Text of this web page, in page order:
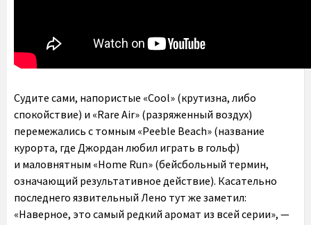
Судите сами, напористые «Cool» (крутизна, либо
спокойствие) и «Rare Air» (разряженный воздух)
перемежались с томным «Peeble Beach» (название
курорта, где Джордан любил играть в гольф)
и маловнятным «Home Run» (бейсбольный термин,
означающий результативное действие). Касательно
последнего язвительный Лено тут же заметил:
«Наверное, это самый редкий аромат из всей серии», —